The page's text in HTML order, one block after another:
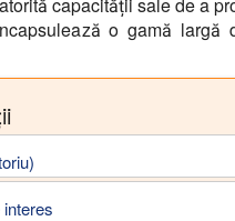
o gamă